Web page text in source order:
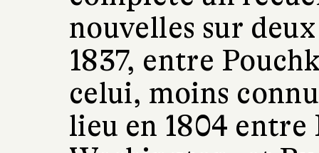
nouvelles sur
1837, entre
celui, moins
lieu en 1804